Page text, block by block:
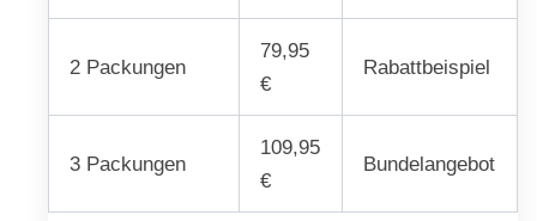
2 Packungen
79,95
€
Rabattbeispiel
3 Packungen
109,95
€
Bundelangebot